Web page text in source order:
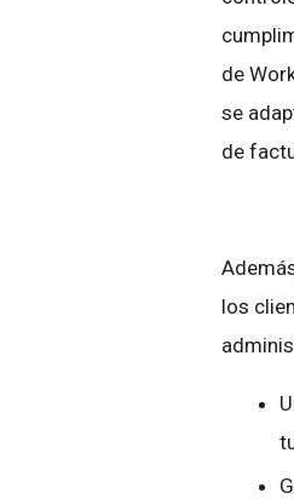
de
se
de
los